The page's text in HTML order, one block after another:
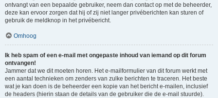
ontvangt van een bepaalde gebruiker, neem dan contact op met de beheerder,
deze kan ervoor zorgen dat hij of zij niet langer privéberichten kan sturen of
gebruik de meldknop in het privébericht.
Omhoog
Ik heb spam of een e-mail met ongepaste inhoud van iemand op dit forum
ontvangen!
Jammer dat we dit moeten horen. Het e-mailformulier van dit forum werkt met
een aantal technieken om zenders van zulke berichten te traceren. Het beste
wat je kan doen is de beheerder een kopie van het bericht e-mailen, inclusief
de headers (hierin staan de details van de gebruiker die de e-mail stuurde).